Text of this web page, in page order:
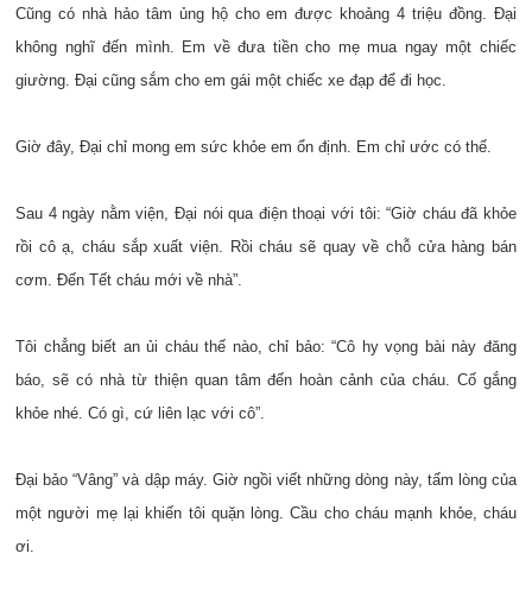
Cũng có nhà hảo tâm ủng hộ cho em được khoảng 4 triệu đồng. Đại
không nghĩ đến mình. Em về đưa tiền cho mẹ mua ngay một chiếc
giường. Đại cũng sắm cho em gái một chiếc xe đạp để đi học.
Giờ đây, Đại chỉ mong em sức khỏe em ổn định. Em chỉ ước có thế.
Sau 4 ngày nằm viện, Đại nói qua điện thoại với tôi: “Giờ cháu đã khỏe
rồi cô ạ, cháu sắp xuất viện. Rồi cháu sẽ quay về chỗ cửa hàng bán
cơm. Đến Tết cháu mới về nhà”.
Tôi chẳng biết an ủi cháu thế nào, chỉ bảo: “Cô hy vọng bài này đăng
báo, sẽ có nhà từ thiện quan tâm đến hoàn cảnh của cháu. Cố gắng
khỏe nhé. Có gì, cứ liên lạc với cô”.
Đại bảo “Vâng” và dập máy. Giờ ngồi viết những dòng này, tấm lòng của
một người mẹ lại khiến tôi quặn lòng. Cầu cho cháu mạnh khỏe, cháu
ơi.